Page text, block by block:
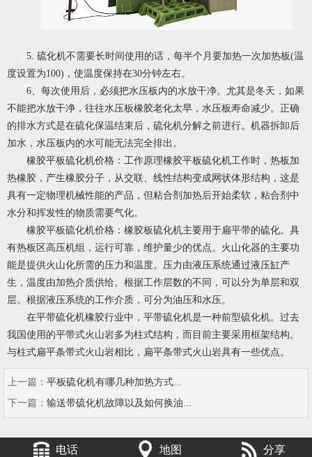
5. 硫化机不需要长时间使用的话，每半个月要加热一次加热板(温
度设置为100)，使温度保持在30分钟左右。
6、每次使用后，必须把水压板内的水放干净。尤其是冬天，如果
不能把水放干净，往往水压板橡胶老化太早，水压板寿命减少。正确
的排水方式是在硫化保温结束后，硫化机分解之前进行。机器拆卸后
加水，水压板内的水可能无法完全排出。
橡胶平板硫化机价格：工作原理橡胶平板硫化机工作时，热板加
热橡胶，产生橡胶分子，从交联、线性结构变成网状体形结构，这是
具有一定物理机械性能的产品，但粘合剂加热后开始柔软，粘合剂中
水分和挥发性的物质需要气化。
橡胶平板硫化机价格：橡胶板硫化机主要用于扁平带的硫化。具
有热板区高压机组，运行可靠，维护量少的优点。火山化器的主要功
能是提供火山化所需的压力和温度。压力由液压系统通过液压缸产
生，温度由加热介质供给。根据工作层数的不同，可以分为单层和双
层。根据液压系统的工作介质，可分为油压和水压。
在平带硫化机橡胶行业中，平带硫化机是一种前型硫化机。过去
我国使用的平带式火山岩多为柱式结构，而目前主要采用框架结构。
与柱式扁平条带式火山岩相比，扁平条带式火山岩具有一些优点。
上一篇： 平板硫化机有哪几种加热方式...
下一篇： 输送带硫化机故障以及如何换油...
电话 地图 分享